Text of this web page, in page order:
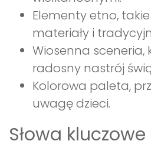
Elementy etno,
materiały i
Wiosenna sceneria,
radosny nastrój
Kolorowa paleta,
uwagę dzieci.
Słowa kluczowe